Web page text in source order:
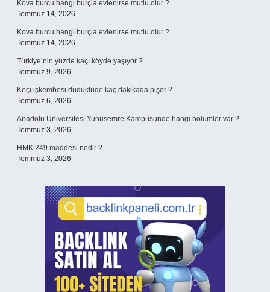
Kova burcu hangi burçla evlenirse mutlu olur ?
Temmuz 14, 2026
Kova burcu hangi burçla evlenirse mutlu olur ?
Temmuz 14, 2026
Türkiye’nin yüzde kaçı köyde yaşıyor ?
Temmuz 9, 2026
Keçi işkembesi düdüklüde kaç dakikada pişer ?
Temmuz 6, 2026
Anadolu Üniversitesi Yunusemre Kampüsünde hangi bölümler var ?
Temmuz 3, 2026
HMK 249 maddesi nedir ?
Temmuz 3, 2026